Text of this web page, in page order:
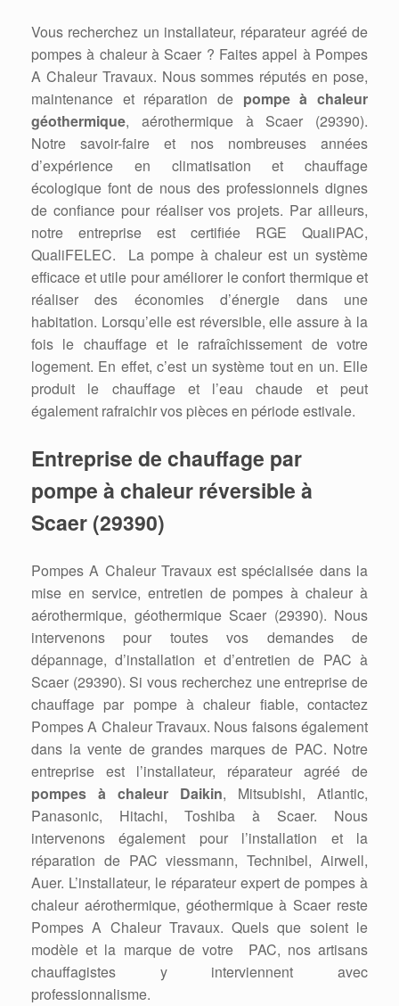
Vous recherchez un installateur, réparateur agréé de
pompes à chaleur à Scaer ? Faites appel à Pompes
A Chaleur Travaux. Nous sommes réputés en pose,
maintenance et réparation de pompe à chaleur
géothermique, aérothermique à Scaer (29390).
Notre savoir-faire et nos nombreuses années
d’expérience en climatisation et chauffage
écologique font de nous des professionnels dignes
de confiance pour réaliser vos projets. Par ailleurs,
notre entreprise est certifiée RGE QualiPAC,
QualiFELEC. La pompe à chaleur est un système
efficace et utile pour améliorer le confort thermique et
réaliser des économies d’énergie dans une
habitation. Lorsqu’elle est réversible, elle assure à la
fois le chauffage et le rafraîchissement de votre
logement. En effet, c’est un système tout en un. Elle
produit le chauffage et l’eau chaude et peut
également rafraichir vos pièces en période estivale.
Entreprise de chauffage par
pompe à chaleur réversible à
Scaer (29390)
Pompes A Chaleur Travaux est spécialisée dans la
mise en service, entretien de pompes à chaleur à
aérothermique, géothermique Scaer (29390). Nous
intervenons pour toutes vos demandes de
dépannage, d’installation et d’entretien de PAC à
Scaer (29390). Si vous recherchez une entreprise de
chauffage par pompe à chaleur fiable, contactez
Pompes A Chaleur Travaux. Nous faisons également
dans la vente de grandes marques de PAC. Notre
entreprise est l’installateur, réparateur agréé de
pompes à chaleur Daikin, Mitsubishi, Atlantic,
Panasonic, Hitachi, Toshiba à Scaer. Nous
intervenons également pour l’installation et la
réparation de PAC viessmann, Technibel, Airwell,
Auer. L’installateur, le réparateur expert de pompes à
chaleur aérothermique, géothermique à Scaer reste
Pompes A Chaleur Travaux. Quels que soient le
modèle et la marque de votre PAC, nos artisans
chauffagistes y interviennent avec
professionnalisme.